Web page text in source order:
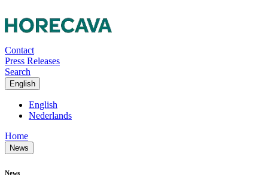
Contact
Press Releases
Search
English
English
Nederlands
Home
News
News